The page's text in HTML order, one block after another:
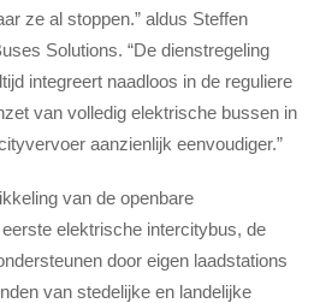
ze al stoppen.” aldus Steffen
Solutions. “De dienstregeling
integreert naadloos in de reguliere
van volledig elektrische bussen in
aanzienlijk eenvoudiger.”
van de openbare
elektrische intercitybus, de
door eigen laadstations
van stedelijke en landelijke